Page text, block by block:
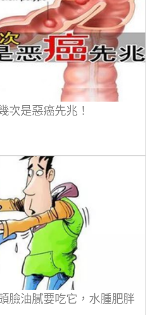
次是惡癌先兆！
臉油膩要吃它，水腫肥胖